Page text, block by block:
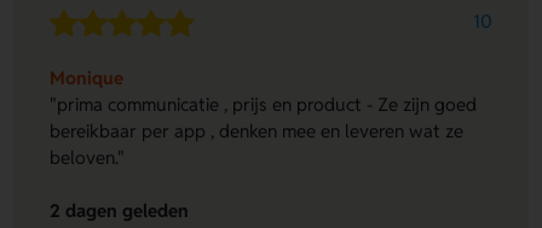
10
Monique
"prima communicatie , prijs en product - Ze zijn goed
bereikbaar per app , denken mee en leveren wat ze
beloven."
2 dagen geleden